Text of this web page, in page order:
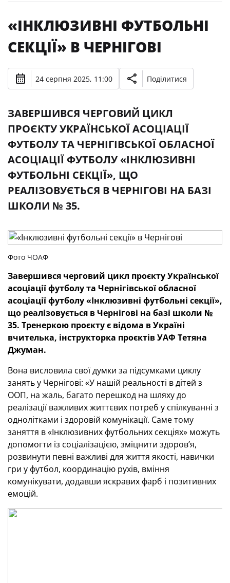
«ІНКЛЮЗИВНІ ФУТБОЛЬНІ
СЕКЦІЇ» В ЧЕРНІГОВІ
24 серпня 2025, 11:00 Поділитися
ЗАВЕРШИВСЯ ЧЕРГОВИЙ ЦИКЛ
ПРОЄКТУ УКРАЇНСЬКОЇ АСОЦІАЦІЇ
ФУТБОЛУ ТА ЧЕРНІГІВСЬКОЇ ОБЛАСНОЇ
АСОЦІАЦІЇ ФУТБОЛУ «ІНКЛЮЗИВНІ
ФУТБОЛЬНІ СЕКЦІЇ», ЩО
РЕАЛІЗОВУЄТЬСЯ В ЧЕРНІГОВІ НА БАЗІ
ШКОЛИ № 35.
Фото ЧОАФ
Завершився черговий цикл проєкту Української
асоціації футболу та Чернігівської обласної
асоціації футболу «Інклюзивні футбольні секції»,
що реалізовується в Чернігові на базі школи №
35. Тренеркою проєкту є відома в Україні
вчителька, інструкторка проєктів УАФ Тетяна
Джуман.
Вона висловила свої думки за підсумками циклу
занять у Чернігові: «У нашій реальності в дітей з
ООП, на жаль, багато перешкод на шляху до
реалізації важливих життєвих потреб у спілкуванні з
однолітками і здоровій комунікації. Саме тому
заняття в «Інклюзивних футбольних секціях» можуть
допомогти із соціалізацією, зміцнити здоров’я,
розвинути певні важливі для життя якості, навички
гри у футбол, координацію рухів, вміння
комунікувати, додавши яскравих фарб і позитивних
емоцій.